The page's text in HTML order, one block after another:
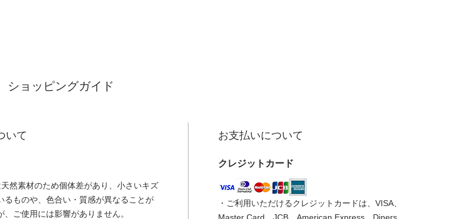
ショッピングガイド
いて
然素材のため個体差があり、小さいキズ
るものや、色合い・質感が異なることが
、ご使用には影響がありません。
お支払いについて
クレジットカード
・ご利用いただけるクレジットカードは、VISA、